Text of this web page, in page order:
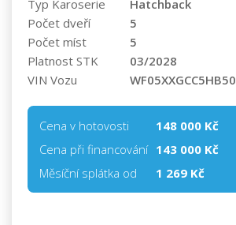
Typ Karoserie
Hatchback
Počet dveří
5
Počet míst
5
Platnost STK
03/2028
VIN Vozu
Cena v hotovosti
148 000 Kč
Cena při financování 143 000 Kč
Měsíční splátka od
1 269 Kč